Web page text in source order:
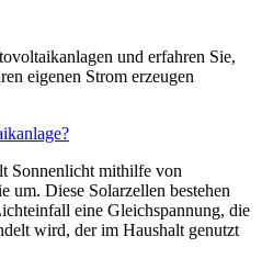
und erfahren Sie,
eigenen Strom erzeugen
Sonnenlicht mithilfe von
um. Diese Solarzellen bestehen
eine Gleichspannung, die
wird, der im Haushalt genutzt